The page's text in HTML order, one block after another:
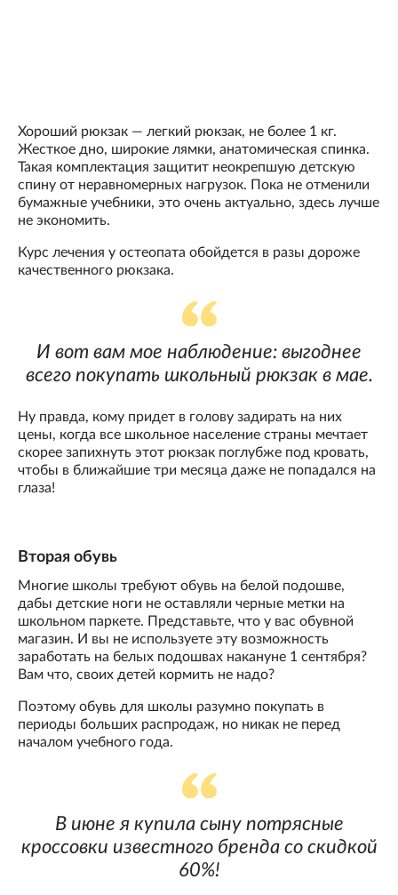
Хороший рюкзак — легкий рюкзак, не более 1 кг.
Жесткое дно, широкие лямки, анатомическая спинка.
Такая комплектация защитит неокрепшую детскую
спину от неравномерных нагрузок. Пока не отменили
бумажные учебники, это очень актуально, здесь лучше
не экономить.
Курс лечения у остеопата обойдется в разы дороже
качественного рюкзака.
И вот вам мое наблюдение: выгоднее
всего покупать школьный рюкзак в мае.
Ну правда, кому придет в голову задирать на них
цены, когда все школьное население страны мечтает
скорее запихнуть этот рюкзак поглубже под кровать,
чтобы в ближайшие три месяца даже не попадался на
глаза!
Вторая обувь
Многие школы требуют обувь на белой подошве,
дабы детские ноги не оставляли черные метки на
школьном паркете. Представьте, что у вас обувной
магазин. И вы не используете эту возможность
заработать на белых подошвах накануне 1 сентября?
Вам что, своих детей кормить не надо?
Поэтому обувь для школы разумно покупать в
периоды больших распродаж, но никак не перед
началом учебного года.
В июне я купила сыну потрясные
кроссовки известного бренда со скидкой
60%!